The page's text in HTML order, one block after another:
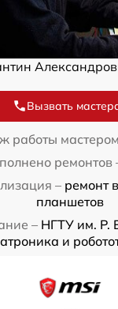
Вызвать
работы
ремонтов
– ремонт
планшетов
– НГТУ им. Р.
и